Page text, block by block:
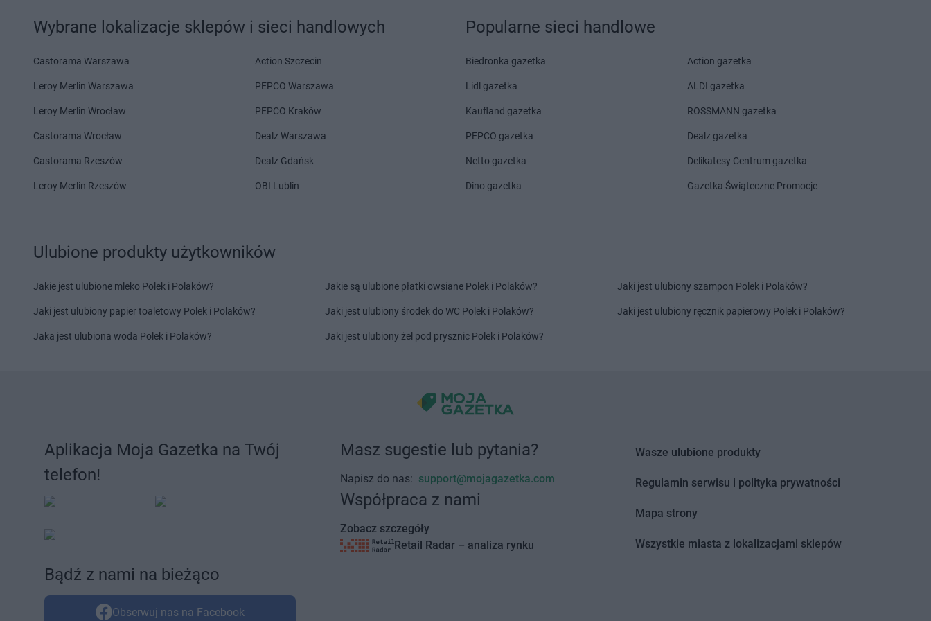
Wybrane lokalizacje sklepów i sieci handlowych
Castorama Warszawa
Leroy Merlin Warszawa
Leroy Merlin Wrocław
Castorama Wrocław
Castorama Rzeszów
Leroy Merlin Rzeszów
Action Szczecin
PEPCO Warszawa
PEPCO Kraków
Dealz Warszawa
Dealz Gdańsk
OBI Lublin
Popularne sieci handlowe
Biedronka gazetka
Lidl gazetka
Kaufland gazetka
PEPCO gazetka
Netto gazetka
Dino gazetka
Action gazetka
ALDI gazetka
ROSSMANN gazetka
Dealz gazetka
Delikatesy Centrum gazetka
Gazetka Świąteczne Promocje
Ulubione produkty użytkowników
Jakie jest ulubione mleko Polek i Polaków?
Jaki jest ulubiony papier toaletowy Polek i Polaków?
Jaka jest ulubiona woda Polek i Polaków?
Jakie są ulubione płatki owsiane Polek i Polaków?
Jaki jest ulubiony środek do WC Polek i Polaków?
Jaki jest ulubiony żel pod prysznic Polek i Polaków?
Jaki jest ulubiony szampon Polek i Polaków?
Jaki jest ulubiony ręcznik papierowy Polek i Polaków?
Aplikacja Moja Gazetka na Twój
telefon!
Bądź z nami na bieżąco
Obserwuj nas na Facebook
Masz sugestie lub pytania?
Napisz do nas: support@mojagazetka.com
Współpraca z nami
Zobacz szczegóły
Retail Radar – analiza rynku
Wasze ulubione produkty
Regulamin serwisu i polityka prywatności
Mapa strony
Wszystkie miasta z lokalizacjami sklepów